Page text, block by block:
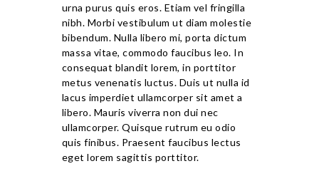
urna purus quis eros. Etiam vel fringilla
nibh. Morbi vestibulum ut diam molestie
bibendum. Nulla libero mi, porta dictum
massa vitae, commodo faucibus leo. In
consequat blandit lorem, in porttitor
metus venenatis luctus. Duis ut nulla id
lacus imperdiet ullamcorper sit amet a
libero. Mauris viverra non dui nec
ullamcorper. Quisque rutrum eu odio
quis finibus. Praesent faucibus lectus
eget lorem sagittis porttitor.